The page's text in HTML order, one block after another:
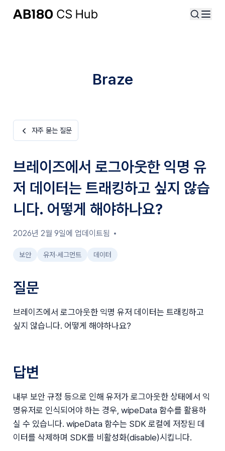
Braze
자주 묻는 질문
브레이즈에서 로그아웃한 익명 유
저 데이터는 트래킹하고 싶지 않습
니다. 어떻게 해야하나요?
2026년 2월 9일에 업데이트됨
보안 유저∙세그먼트 데이터
질문
브레이즈에서 로그아웃한 익명 유저 데이터는 트래킹하고
싶지 않습니다. 어떻게 해야하나요?
답변
내부 보안 규정 등으로 인해 유저가 로그아웃한 상태에서 익
명유저로 인식되어야 하는 경우, wipeData 함수를 활용하
실 수 있습니다. wipeData 함수는 SDK 로컬에 저장된 데
이터를 삭제하며 SDK를 비활성화(disable)시킵니다.